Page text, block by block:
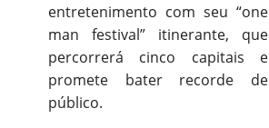
entretenimento com seu “one
man festival” itinerante, que
percorrerá cinco capitais e
promete bater recorde de
público.